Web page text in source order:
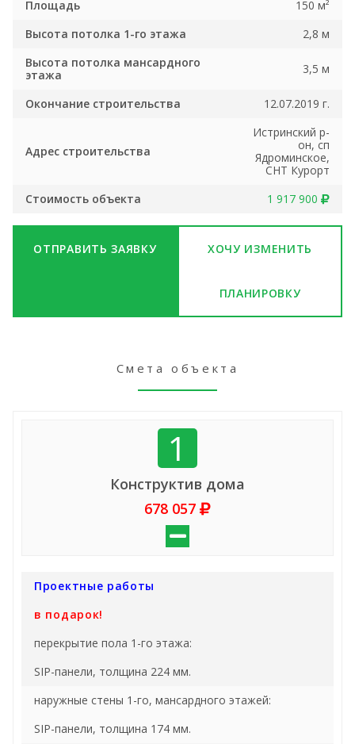
Площадь
150 м²
Высота потолка 1-го этажа
2,8 м
Высота потолка мансардного
этажа
3,5 м
Окончание строительства 12.07.2019 г.
Адрес строительства
Истринский р-
он, сп
Ядроминское,
СНТ Курорт
Стоимость объекта
1 917 900
ХОЧУ ИЗМЕНИТЬ
ПЛАНИРОВКУ
ОТПРАВИТЬ ЗАЯВКУ
Смета объекта
1
Конструктив дома
678 057
Проектные работы
в подарок!
перекрытие пола 1-го этажа:
SIP-панели, толщина 224 мм.
наружные стены 1-го, мансардного этажей:
SIP-панели, толщина 174 мм.